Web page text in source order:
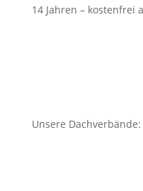
14 Jahren – kostenfrei
Unsere Dachverbände: